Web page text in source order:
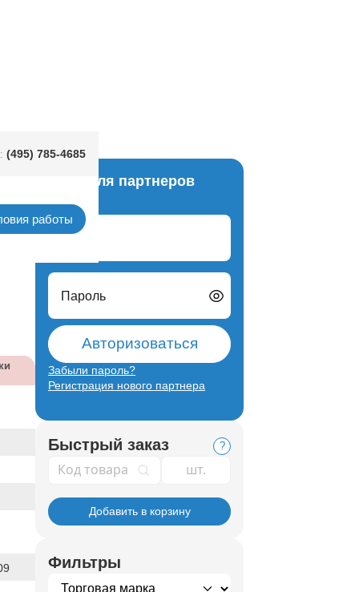
(495) 785-4685
работы
Вход для партнеров
Логин
Пароль
Авторизоваться
Забыли пароль?
Регистрация нового партнера
Быстрый заказ ?
Код товара
Добавить в корзину
Фильтры